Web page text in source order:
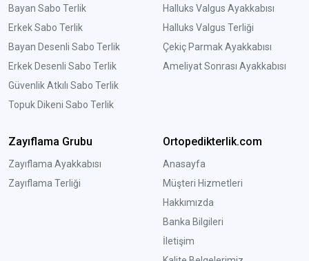
Bayan Sabo Terlik
Erkek Sabo Terlik
Bayan Desenli Sabo Terlik
Erkek Desenli Sabo Terlik
Güvenlik Atkılı Sabo Terlik
Topuk Dikeni Sabo Terlik
Halluks Valgus Ayakkabısı
Halluks Valgus Terliği
Çekiç Parmak Ayakkabısı
Ameliyat Sonrası Ayakkabısı
Zayıflama Grubu
Zayıflama Ayakkabısı
Zayıflama Terliği
Ortopedikterlik.com
Anasayfa
Müşteri Hizmetleri
Hakkımızda
Banka Bilgileri
İletişim